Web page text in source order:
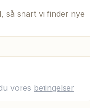
så snart vi finder nye
vores betingelser